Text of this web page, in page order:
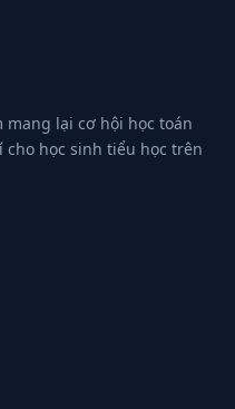
lại cơ hội học toán
học sinh tiểu học trên